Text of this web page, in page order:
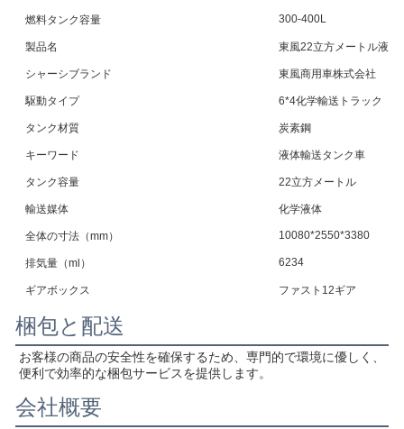
燃料タンク容量 300-400L
製品名 東風22立方メートル液体
シャーシブランド 東風商用車株式会社
駆動タイプ 6*4化学輸送トラック
タンク材質 炭素鋼
キーワード 液体輸送タンク車
タンク容量 22立方メートル
輸送媒体 化学液体
全体の寸法（mm） 10080*2550*3380
排気量（ml） 6234
ギアボックス ファスト12ギア
梱包と配送
お客様の商品の安全性を確保するため、専門的で環境に優しく、
便利で効率的な梱包サービスを提供します。
会社概要